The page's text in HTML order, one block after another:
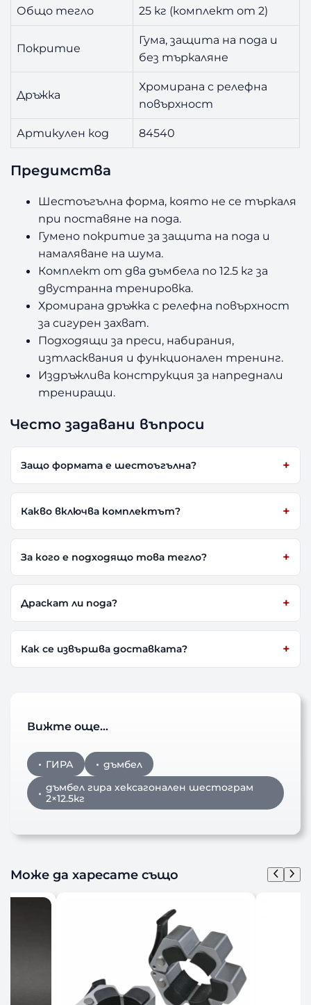
Общо тегло 25 кг (комплект от 2)
Покритие
Гума, защита на пода и
без търкаляне
Дръжка
Хромирана с релефна
повърхност
Артикулен код 84540
Предимства
Шестоъгълна форма, която не се търкаля
при поставяне на пода.
Гумено покритие за защита на пода и
намаляване на шума.
Комплект от два дъмбела по 12.5 кг за
двустранна тренировка.
Хромирана дръжка с релефна повърхност
за сигурен захват.
Подходящи за преси, набирания,
изтласквания и функционален тренинг.
Издръжлива конструкция за напреднали
трениращи.
Често задавани въпроси
Защо формата е шестоъгълна?
Какво включва комплектът?
За кого е подходящо това тегло?
Драскат ли пода?
Как се извършва доставката?
Вижте още…
ГИРА
дъмбел
дъмбел гира хексагонален шестограм
2×12.5кг
Може да харесате също